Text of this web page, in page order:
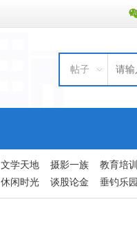
帖子
文学天地 摄影一族
教育培训
休闲时光 谈股论金 垂钓乐园